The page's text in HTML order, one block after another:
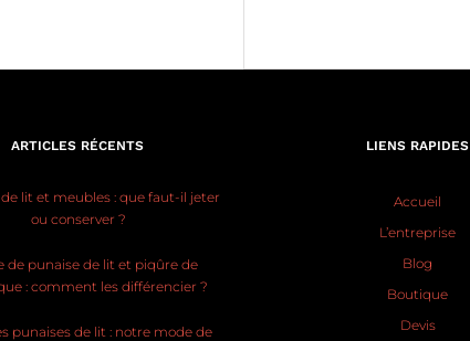
ARTICLES RÉCENTS
lit et meubles : que faut-il jeter
ou conserver ?
de punaise de lit et piqûre de
: comment les différencier ?
punaises de lit : notre mode de
LIENS RAPIDES
Accueil
L’entreprise
Blog
Boutique
Devis